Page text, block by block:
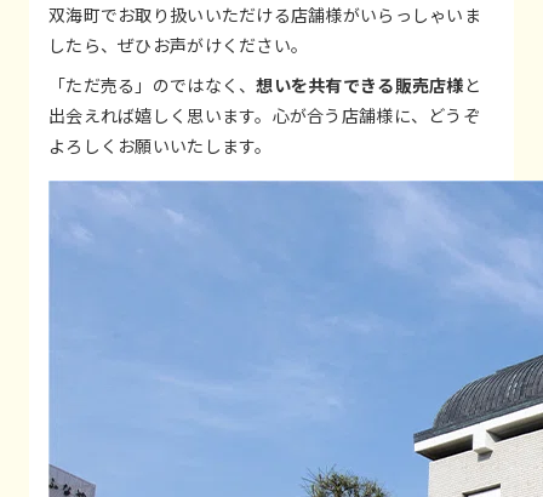
双海町でお取り扱いいただける店舗様がいらっしゃいま
したら、ぜひお声がけください。
「ただ売る」のではなく、想いを共有できる販売店様と
出会えれば嬉しく思います。心が合う店舗様に、どうぞ
よろしくお願いいたします。